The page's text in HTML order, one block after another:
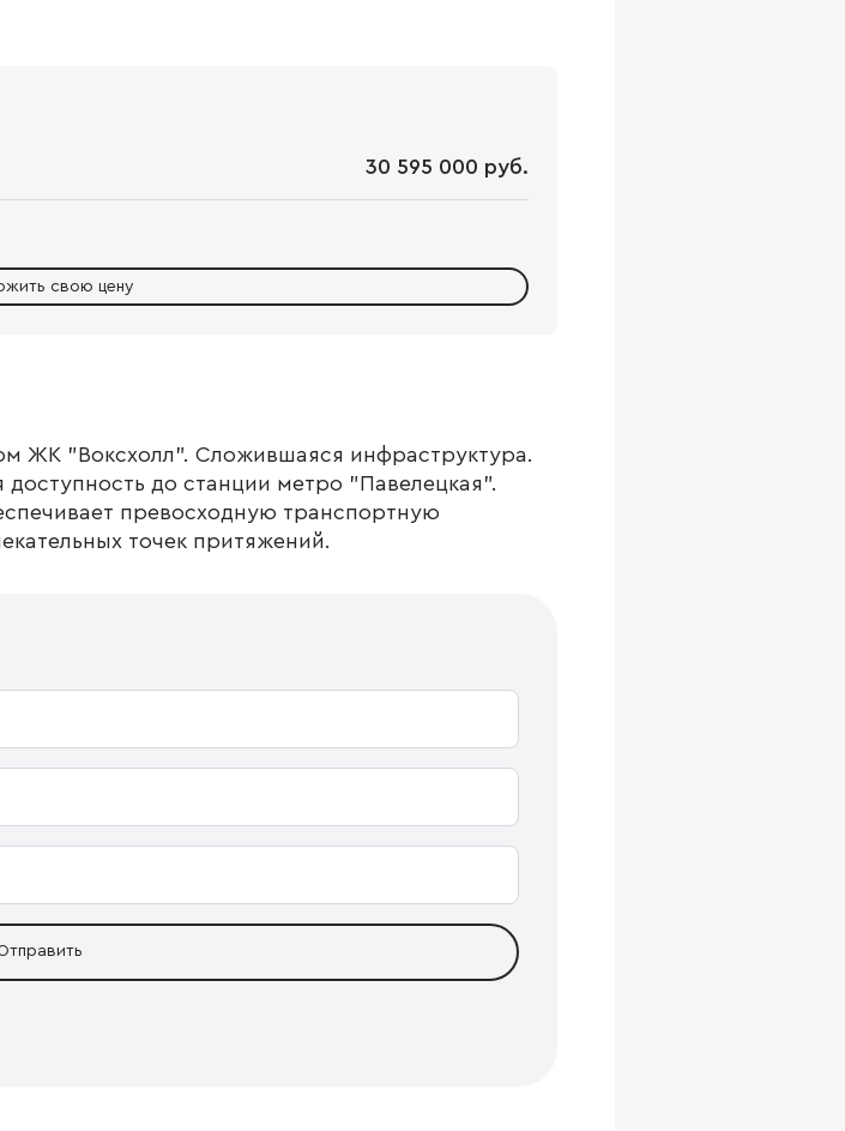
30 595 000 руб.
свою цену
ЖК "Воксхолл". Сложившаяся инфраструктура.
до станции метро "Павелецкая".
превосходную транспортную
точек притяжений.